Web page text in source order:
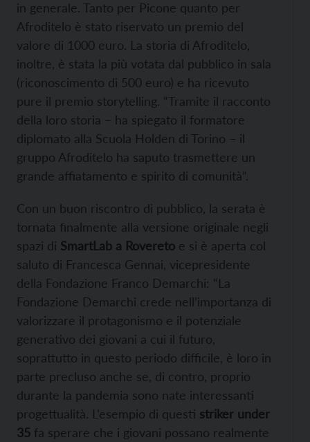
in generale. Tanto per Picone quanto per
Afroditelo è stato riservato un premio del
valore di 1000 euro. La storia di Afroditelo,
inoltre, è stata la più votata dal pubblico in sala
(riconoscimento di 500 euro) e ha ricevuto
pure il premio storytelling. “Tramite il racconto
della loro storia – ha spiegato il formatore
diplomato alla Scuola Holden di Torino – il
gruppo Afroditelo ha saputo trasmettere un
grande affiatamento e spirito di comunità”.
Con un buon riscontro di pubblico, la serata è
tornata finalmente alla versione originale negli
spazi di SmartLab a Rovereto e si è aperta col
saluto di Francesca Gennai, vicepresidente
della Fondazione Franco Demarchi: “La
Fondazione Demarchi crede nell’importanza di
valorizzare il protagonismo e il potenziale
generativo dei giovani a cui il futuro,
soprattutto in questo periodo difficile, è loro in
parte precluso anche se, di contro, proprio
durante la pandemia sono nate interessanti
progettualità. L’esempio di questi striker under
35 fa sperare che i giovani possano realmente